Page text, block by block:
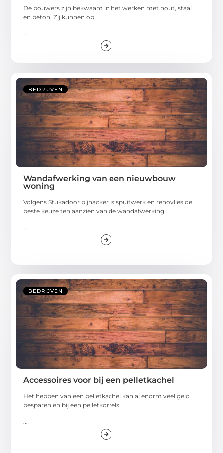
De bouwers zijn bekwaam in het werken met hout, staal
en beton. Zij kunnen op
BEDRIJVEN
Wandafwerking van een nieuwbouw
woning
Volgens Stukadoor pijnacker is spuitwerk en renovlies de
beste keuze ten aanzien van de wandafwerking
...
BEDRIJVEN
Accessoires voor bij een pelletkachel
Het hebben van een pelletkachel kan al enorm veel geld
besparen en bij een pelletkorrels